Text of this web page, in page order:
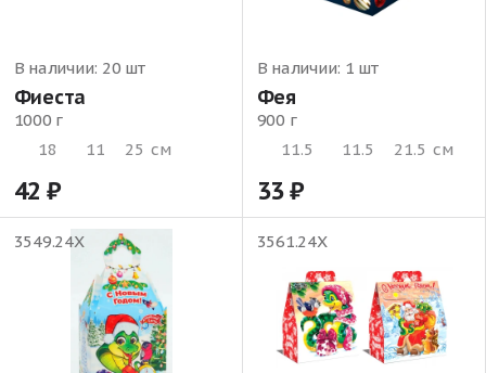
В наличии: 20 шт
Фиеста
1000 г
18
11 25 см
42
В наличии: 1 шт
Фея
900 г
11.5
11.5 21.5 см
33
3549.24Х 3561.24Х